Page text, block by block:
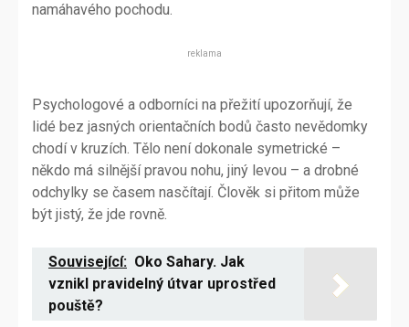
namáhavého pochodu.
reklama
Psychologové a odborníci na přežití upozorňují, že
lidé bez jasných orientačních bodů často nevědomky
chodí v kruzích. Tělo není dokonale symetrické –
někdo má silnější pravou nohu, jiný levou – a drobné
odchylky se časem nasčítají. Člověk si přitom může
být jistý, že jde rovně.
Související: Oko Sahary. Jak
vznikl pravidelný útvar uprostřed
pouště?